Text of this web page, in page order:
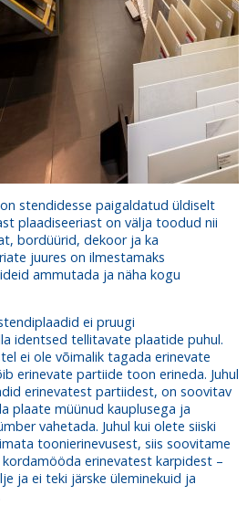
stendidesse paigaldatud üldiselt
plaadiseeriast on välja toodud nii
bordüürid, dekoor ja ka
juures on ilmestamaks
ammutada ja näha kogu
ei pruugi
identsed tellitavate plaatide puhul.
ei ole võimalik tagada erinevate
erinevate partiide toon erineda. Juhul
erinevatest partiidest, on soovitav
plaate müünud kauplusega ja
vahetada. Juhul kui olete siiski
toonierinevusest, siis soovitame
erinevatest karpidest –
ja ei teki järske üleminekuid ja